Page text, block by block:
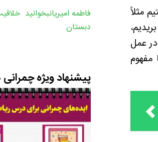
مثلاً
عمل
مفهوم
فاطمه امیریانبخوانید
دبستان
پیشنهاد ویژه